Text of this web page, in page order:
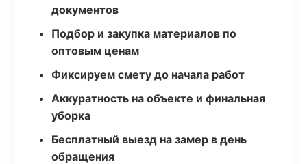
документов
Подбор и закупка материалов по
оптовым ценам
Фиксируем смету до начала работ
Аккуратность на объекте и финальная
уборка
Бесплатный выезд на замер в день
обращения